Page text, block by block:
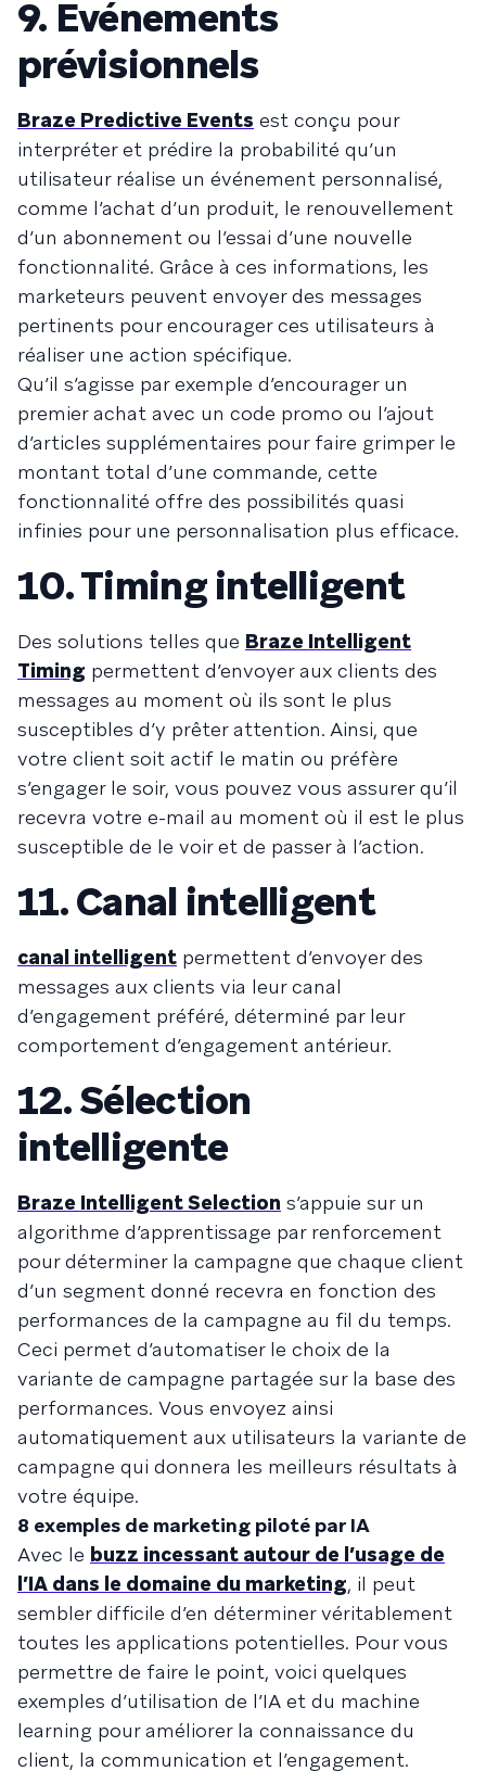
9. Événements
prévisionnels
Braze Predictive Events est conçu pour
interpréter et prédire la probabilité qu’un
utilisateur réalise un événement personnalisé,
comme l’achat d’un produit, le renouvellement
d’un abonnement ou l’essai d’une nouvelle
fonctionnalité. Grâce à ces informations, les
marketeurs peuvent envoyer des messages
pertinents pour encourager ces utilisateurs à
réaliser une action spécifique.
Qu’il s’agisse par exemple d’encourager un
premier achat avec un code promo ou l’ajout
d’articles supplémentaires pour faire grimper le
montant total d’une commande, cette
fonctionnalité offre des possibilités quasi
infinies pour une personnalisation plus efficace.
10. Timing intelligent
Des solutions telles que Braze Intelligent
Timing permettent d’envoyer aux clients des
messages au moment où ils sont le plus
susceptibles d’y prêter attention. Ainsi, que
votre client soit actif le matin ou préfère
s’engager le soir, vous pouvez vous assurer qu’il
recevra votre e-mail au moment où il est le plus
susceptible de le voir et de passer à l’action.
11. Canal intelligent
canal intelligent permettent d’envoyer des
messages aux clients via leur canal
d’engagement préféré, déterminé par leur
comportement d’engagement antérieur.
12. Sélection
intelligente
Braze Intelligent Selection s’appuie sur un
algorithme d’apprentissage par renforcement
pour déterminer la campagne que chaque client
d’un segment donné recevra en fonction des
performances de la campagne au fil du temps.
Ceci permet d’automatiser le choix de la
variante de campagne partagée sur la base des
performances. Vous envoyez ainsi
automatiquement aux utilisateurs la variante de
campagne qui donnera les meilleurs résultats à
votre équipe.
8 exemples de marketing piloté par IA
Avec le buzz incessant autour de l’usage de
l’IA dans le domaine du marketing, il peut
sembler difficile d’en déterminer véritablement
toutes les applications potentielles. Pour vous
permettre de faire le point, voici quelques
exemples d’utilisation de l’IA et du machine
learning pour améliorer la connaissance du
client, la communication et l’engagement.